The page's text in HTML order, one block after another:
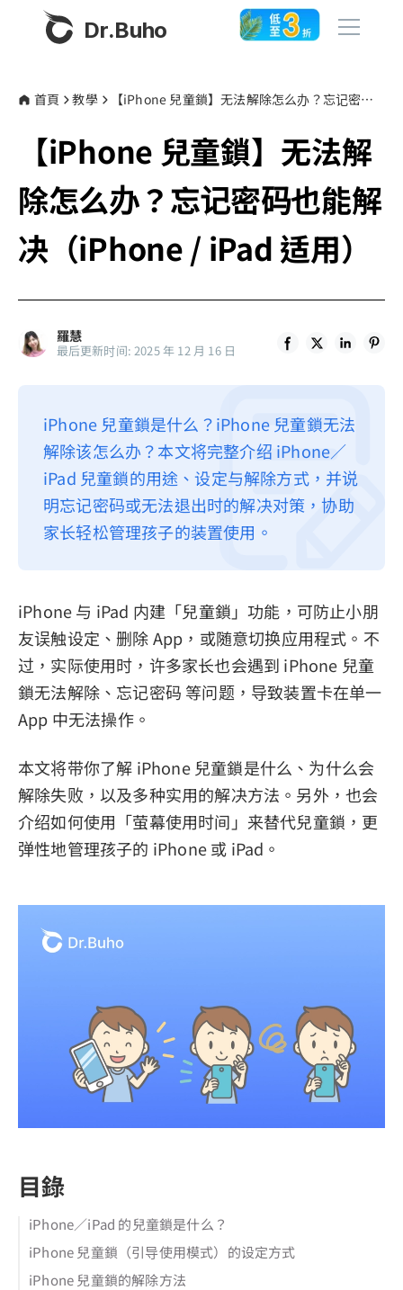
Dr.Buho
產品
BuhoCleaner
BuhoUnlocker
BuhoRepair
BuhoLaunchpad
商店
部落格
更多
隱私權政策
服務條款
退款政策
首頁 教學 【iPhone 兒童鎖】无法解除怎么办？忘记密码也能解决（iPhone / iPad 适用）
【iPhone 兒童鎖】无法解
除怎么办？忘记密码也能解
决（iPhone / iPad 适用）
羅慧
最后更新时间: 2025 年 12 月 16 日
iPhone 兒童鎖是什么？iPhone 兒童鎖无法
解除该怎么办？本文将完整介绍 iPhone／
iPad 兒童鎖的用途、设定与解除方式，并说
明忘记密码或无法退出时的解决对策，协助
家长轻松管理孩子的装置使用。
iPhone 与 iPad 内建「兒童鎖」功能，可防止小朋
友误触设定、删除 App，或随意切换应用程式。不
过，实际使用时，许多家长也会遇到 iPhone 兒童
鎖无法解除、忘记密码 等问题，导致装置卡在单一
App 中无法操作。
本文将带你了解 iPhone 兒童鎖是什么、为什么会
解除失败，以及多种实用的解决方法。另外，也会
介绍如何使用「萤幕使用时间」来替代兒童鎖，更
弹性地管理孩子的 iPhone 或 iPad。
目錄
iPhone／iPad 的兒童鎖是什么？
iPhone 兒童鎖（引导使用模式）的设定方式
iPhone 兒童鎖的解除方法